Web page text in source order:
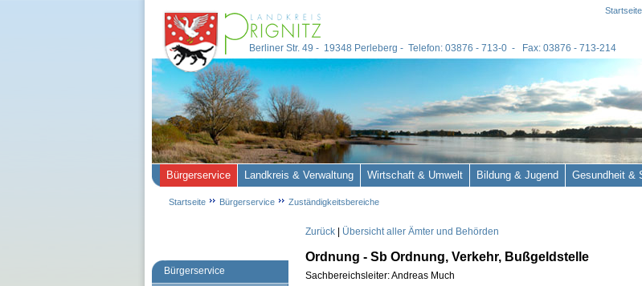
Bürgerservice
Zurück Übersicht aller Ämter und Behörden
Ordnung - Sb Ordnung, Verkehr, Bußgeldstelle
Sachbereichsleiter: Andreas Much
Berliner Str. 49 - 19348 Perleberg - Telefon: 03876 - 713-0 - Fax: 03876 - 713-214
Startseite
Bürgerservice Landkreis & Verwaltung Wirtschaft & Umwelt Bildung & Jugend Gesundheit &
Startseite Bürgerservice Zuständigkeitsbereiche